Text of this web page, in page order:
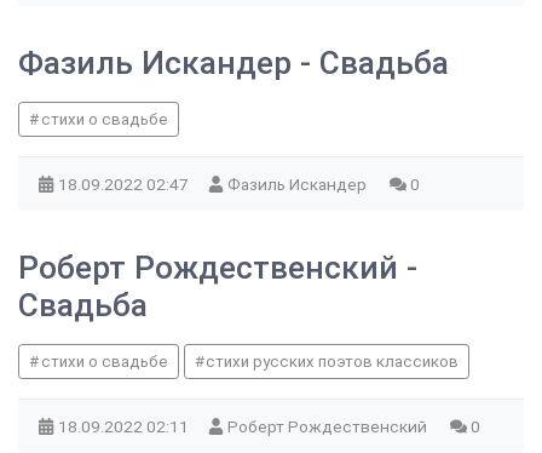
Фазиль Искандер - Свадьба
стихи о свадьбе
18.09.2022 02:47 Фазиль Искандер 0
Роберт Рождественский -
Свадьба
стихи о свадьбе стихи русских поэтов классиков
18.09.2022 02:11 Роберт Рождественский 0